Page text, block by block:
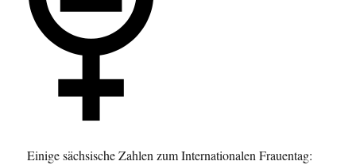
Einige sächsische Zahlen zum Internationalen Frauentag: